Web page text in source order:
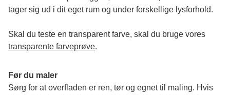
tager sig ud i dit eget rum og under forskellige lysforhold.
transparente farveprøve.
Før du maler
Sørg for at overfladen er ren, tør og egnet til maling. Hvis